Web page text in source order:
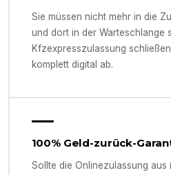
Sie müssen nicht mehr in die
und dort in der Warteschlange
Kfzexpresszulassung
komplett digital ab.
100% Geld-zurück-
Sollte die Onlinezulassung aus